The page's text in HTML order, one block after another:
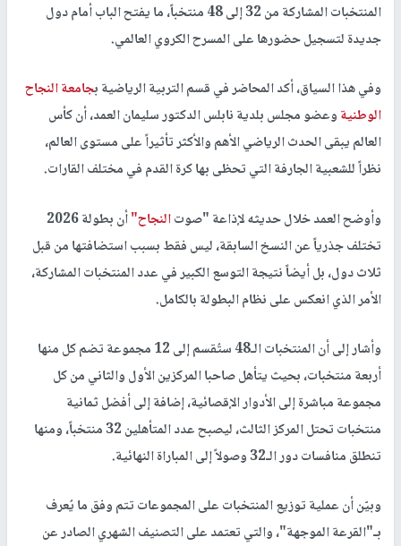
المنتخبات المشاركة من 32 إلى 48 منتخباً، ما يفتح الباب أمام دول
جديدة لتسجيل حضورها على المسرح الكروي العالمي.
وفي هذا السياق، أكد المحاضر في قسم التربية الرياضية بجامعة النجاح
الوطنيةوعضو مجلس بلدية نابلس الدكتور سليمان العمد، أن كأس
العالم يبقى الحدث الرياضي الأهم والأكثر تأثيراً على مستوى العالم،
نظراً للشعبية الجارفة التي تحظى بها كرة القدم في مختلف القارات.
وأوضح العمد خلال حديثه لإذاعة "صوتالنجاح"
أن بطولة 2026
تختلف جذرياً عن النسخ السابقة، ليس فقط بسبب استضافتها من قبل
ثلاث دول، بل أيضاً نتيجة التوسع الكبير في عدد المنتخبات المشاركة،
الأمر الذي انعكس على نظام البطولة بالكامل.
وأشار إلى أن المنتخبات الـ48 ستُقسم إلى 12 مجموعة تضم كل منها
أربعة منتخبات، بحيث يتأهل صاحبا المركزين الأول والثاني من كل
مجموعة مباشرة إلى الأدوار الإقصائية، إضافة إلى أفضل ثمانية
منتخبات تحتل المركز الثالث، ليصبح عدد المتأهلين 32 منتخباً، ومنها
تنطلق منافسات دور الـ32 وصولاً إلى المباراة النهائية.
وبيّن أن عملية توزيع المنتخبات على المجموعات تتم وفق ما يُعرف
بـ"القرعة الموجهة"، والتي تعتمد على التصنيف الشهري الصادر عن